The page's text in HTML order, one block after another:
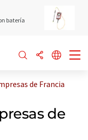
batería
de Francia
de